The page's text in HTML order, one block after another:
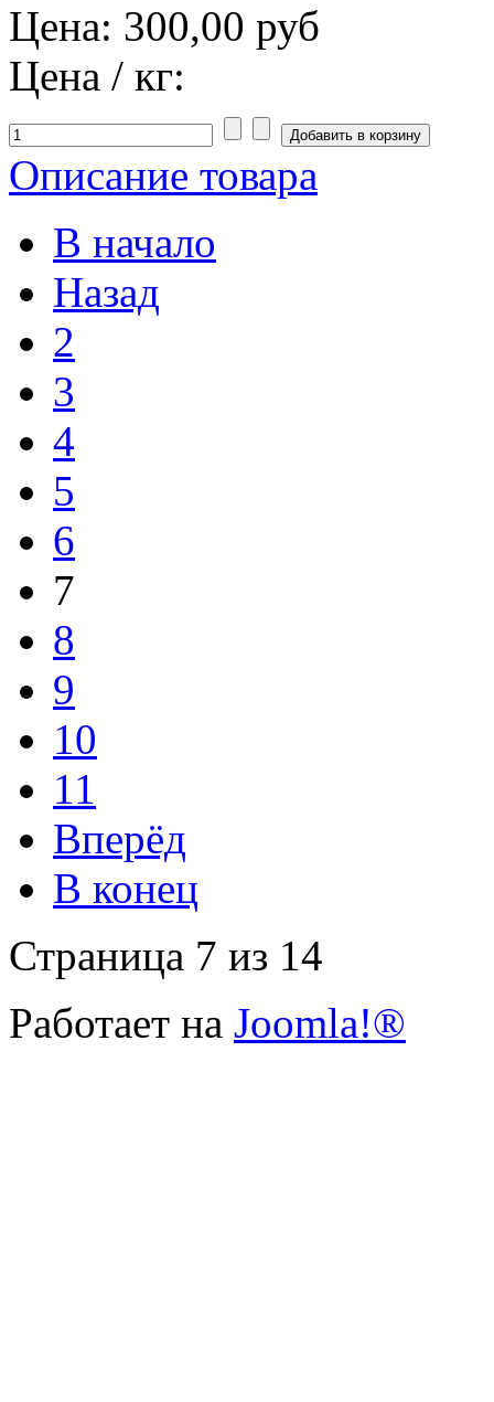
Цена: 300,00 руб
Цена / кг:
Описание товара
В начало
Назад
2
3
4
5
6
7
8
9
10
11
Вперёд
В конец
Страница 7 из 14
Работает на Joomla!®